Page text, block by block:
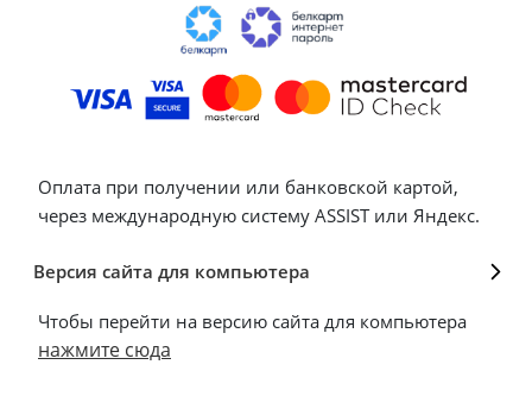
Оплата при получении или банковской картой,
через международную систему ASSIST или Яндекс.
Версия сайта для компьютера
Чтобы перейти на версию сайта для компьютера
нажмите сюда